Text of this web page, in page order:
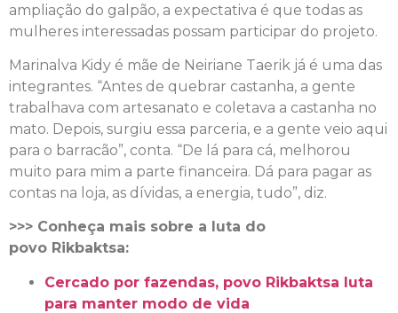
ampliação do galpão, a expectativa é que todas as
mulheres interessadas possam participar do projeto.
Marinalva Kidy é mãe de Neiriane Taerik já é uma das
integrantes. “Antes de quebrar castanha, a gente
trabalhava com artesanato e coletava a castanha no
mato. Depois, surgiu essa parceria, e a gente veio aqui
para o barracão”, conta. “De lá para cá, melhorou
muito para mim a parte financeira. Dá para pagar as
contas na loja, as dívidas, a energia, tudo”, diz.
>>> Conheça mais sobre a luta do
povo Rikbaktsa:
Cercado por fazendas, povo Rikbaktsa luta
para manter modo de vida